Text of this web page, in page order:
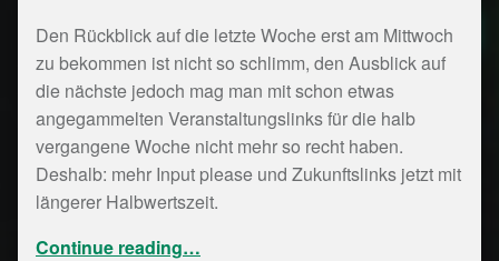
Den Rückblick auf die letzte Woche erst am Mittwoch
zu bekommen ist nicht so schlimm, den Ausblick auf
die nächste jedoch mag man mit schon etwas
angegammelten Veranstaltungslinks für die halb
vergangene Woche nicht mehr so recht haben.
Deshalb: mehr Input please und Zukunftslinks jetzt mit
längerer Halbwertszeit.
Continue reading…